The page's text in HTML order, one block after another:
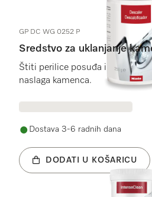
GP DC WG 0252 P
Sredstvo za uklanjanje
Štiti perilice posuđa i perilice
naslaga kamenca.
Dostava 3-6 radnih dana
DODATI U KOŠARICU